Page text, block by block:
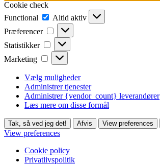
Cookie check
Functional
Functional
Altid aktiv
Præferencer
Præferencer
Statistikker Statistikker
Marketing Marketing
Vælg muligheder
Administrer tjenester
Administrer {vendor_count} leverandører
Læs mere om disse formål
Tak, så ved jeg det! Afvis View preferences
View preferences
Cookie policy
Privatlivspolitik